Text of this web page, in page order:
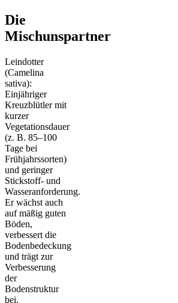
Die
Mischunspartner
Leindotter
(Camelina
sativa):
Einjähriger
Kreuzblütler mit
kurzer
Vegetationsdauer
(z. B. 85–100
Tage bei
Frühjahrssorten)
und geringer
Stickstoff- und
Wasseranforderung.
Er wächst auch
auf mäßig guten
Böden,
verbessert die
Bodenbedeckung
und trägt zur
Verbesserung
der
Bodenstruktur
bei.